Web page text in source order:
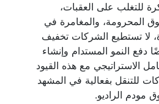
للتغلب على العقبات،
المحرومة، والمغامرة في
لا تستطيع الشركات تخفيف
دفع النمو المستدام وإنشاء
الاستراتيجي مع هذه القيود
للتنقل بفعالية في المشهد
مودم الراديو.